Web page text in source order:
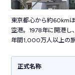
東京都心から約60km
空港。1978年に開港し
年間1,000万人以上の
示された、国際空港ら
正式名称